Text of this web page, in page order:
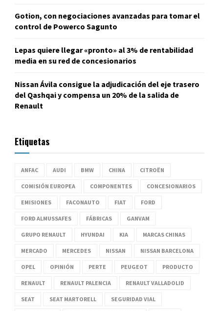
Gotion, con negociaciones avanzadas para tomar el
control de Powerco Sagunto
Lepas quiere llegar «pronto» al 3% de rentabilidad
media en su red de concesionarios
Nissan Ávila consigue la adjudicación del eje trasero
del Qashqai y compensa un 20% de la salida de
Renault
Etiquetas
ANFAC AUDI BMW CHINA CITROËN
COMISIÓN EUROPEA COMPONENTES CONCESIONARIOS
EMISIONES FACONAUTO FIAT FORD
FORD ALMUSSAFES FÁBRICAS GANVAM
GRUPO RENAULT HYUNDAI KIA MARCAS CHINAS
MERCADO MERCEDES NISSAN NISSAN BARCELONA
OPEL OPINIÓN PERTE PEUGEOT PRODUCTO
RENAULT RENAULT PALENCIA RENAULT VALLADOLID
SEAT SEAT MARTORELL SEGURIDAD VIAL